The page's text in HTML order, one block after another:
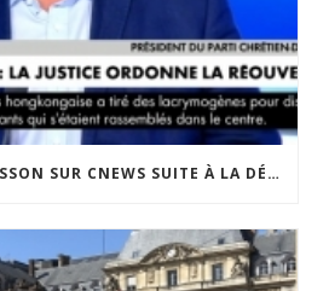
JEAN-FRÉDÉRIC POISSON SUR CNEWS SUITE À LA DÉCISION DU CONSEIL D’ETAT DE RÉTABLIR LES CÉLÉBRATIONS CULTUELLES